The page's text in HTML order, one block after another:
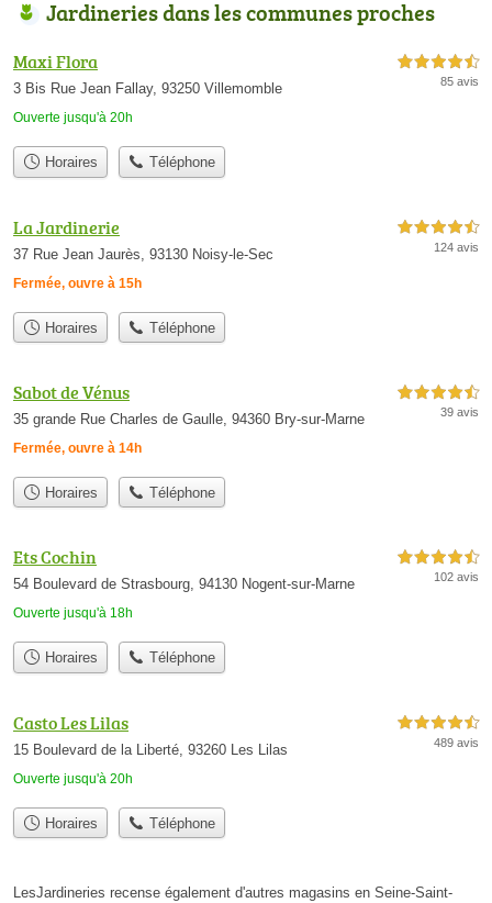
Jardineries dans les communes proches
Maxi Flora
3 Bis Rue Jean Fallay, 93250 Villemomble
Ouverte jusqu'à 20h
4,5 étoiles sur 5
85 avis
Horaires Téléphone
La Jardinerie
37 Rue Jean Jaurès, 93130 Noisy-le-Sec
Fermée, ouvre à 15h
4,5 étoiles sur 5
124 avis
Horaires Téléphone
Sabot de Vénus
35 grande Rue Charles de Gaulle, 94360 Bry-sur-Marne
Fermée, ouvre à 14h
4,5 étoiles sur 5
39 avis
Horaires Téléphone
Ets Cochin
54 Boulevard de Strasbourg, 94130 Nogent-sur-Marne
Ouverte jusqu'à 18h
4,5 étoiles sur 5
102 avis
Horaires Téléphone
Casto Les Lilas
15 Boulevard de la Liberté, 93260 Les Lilas
Ouverte jusqu'à 20h
4,5 étoiles sur 5
489 avis
Horaires Téléphone
LesJardineries recense également d'autres magasins en Seine-Saint-